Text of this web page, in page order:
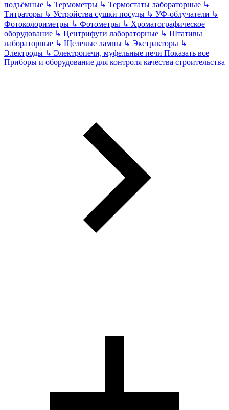
подъёмные ↳ Термометры ↳ Термостаты лабораторные ↳
Титраторы ↳ Устройства сушки посуды ↳ УФ-облучатели ↳
Фотоколориметры ↳ Фотометры ↳ Хроматографическое
оборудование ↳ Центрифуги лабораторные ↳ Штативы
лабораторные ↳ Щелевые лампы ↳ Экстракторы ↳
Электроды ↳ Электропечи, муфельные печи Показать все
Приборы и оборудование для контроля качества строительства